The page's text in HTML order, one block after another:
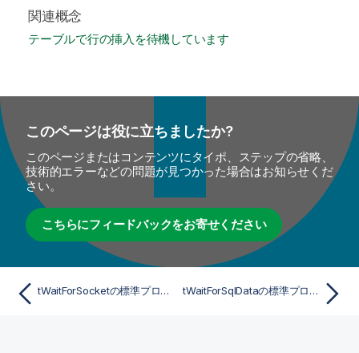
関連概念
テーブルで行の挿入を待機しています
このページは役に立ちましたか?
このページまたはコンテンツにタイポ、ステップの省略、
技術的エラーなどの問題が見つかった場合はお知らせくだ
さい。
こちらにフィードバックをお寄せください
tWaitForSocketの標準プロパティ tWaitForSqlDataの標準プロパティ